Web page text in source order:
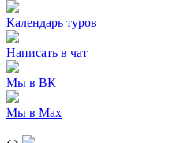
Календарь туров
Написать в чат
Мы в ВК
Мы в Max